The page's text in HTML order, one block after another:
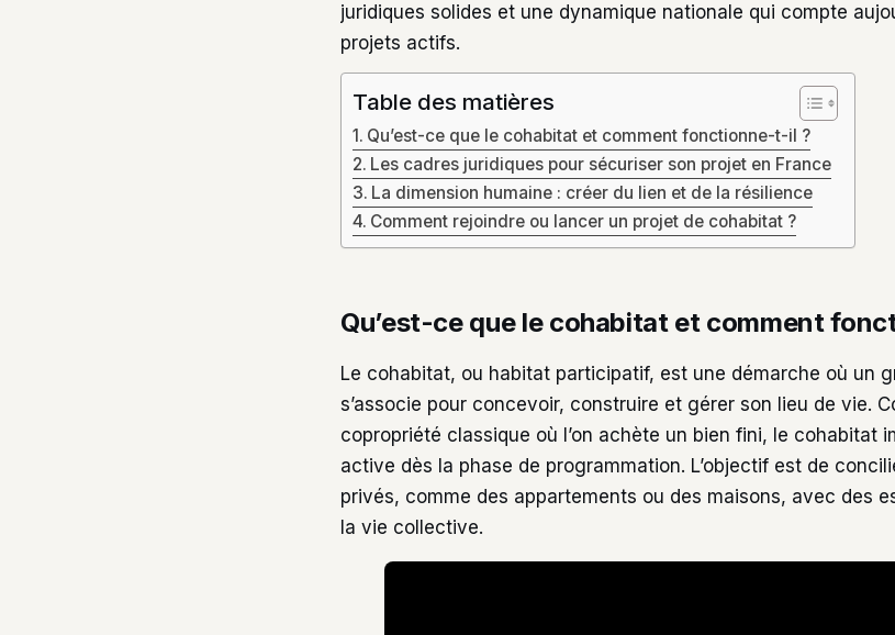
juridiques solides et une dynamique nationale qui compte
projets actifs.
Table des matières
Qu’est-ce que le cohabitat et comment fonctionne-t-il ?
Les cadres juridiques pour sécuriser son projet en France
La dimension humaine : créer du lien et de la résilience
Comment rejoindre ou lancer un projet de cohabitat ?
Qu’est-ce que le cohabitat et comment
Le cohabitat, ou habitat participatif, est une démarche où un
s’associe pour concevoir, construire et gérer son lieu de vie.
copropriété classique où l’on achète un bien fini, le cohabitat
active dès la phase de programmation. L’objectif est de
privés, comme des appartements ou des maisons, avec des
la vie collective.